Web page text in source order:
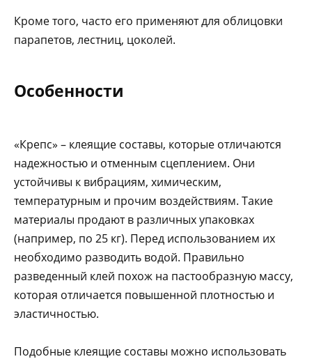
Кроме того, часто его применяют для облицовки
парапетов, лестниц, цоколей.
Особенности
«Крепс» – клеящие составы, которые отличаются
надежностью и отменным сцеплением. Они
устойчивы к вибрациям, химическим,
температурным и прочим воздействиям. Такие
материалы продают в различных упаковках
(например, по 25 кг). Перед использованием их
необходимо разводить водой. Правильно
разведенный клей похож на пастообразную массу,
которая отличается повышенной плотностью и
эластичностью.
Подобные клеящие составы можно использовать